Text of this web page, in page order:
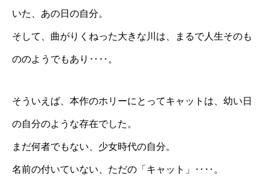
いた、あの日の自分。
そして、曲がりくねった大きな川は、まるで人生そのも
ののようでもあり‥‥。
そういえば、本作のホリーにとってキャットは、幼い日
の自分のような存在でした。
まだ何者でもない、少女時代の自分。
名前の付いていない、ただの「キャット」‥‥。